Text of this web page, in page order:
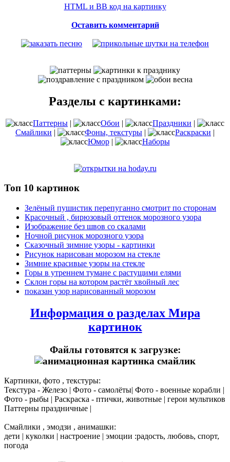
HTML и BB код на картинку
Оставить комментарий
Разделы с картинками:
Паттерны | Обои | Праздники |
Смайлики | Фоны, текстуры | Раскраски |
Юмор| Наборы
Топ 10 картинок
Зелёный пушистик перепуганно смотрит по сторонам
Красочный , бирюзовый оттенок морозного узора
Изображение без швов со скалами
Ночной рисунок морозного узора
Сказочный зимние узоры - картинки
Рисунок нарисован морозом на стекле
Зимние красивые узоры на стекле
Горы в утреннем тумане с растущими елями
Склон горы на котором растёт хвойный лес
показан узор нарисованный морозом
Информация о разделах Мира
картинок
Файлы готовятся к загрузке:
Картинки, фото , текстуры:
Текстура - Железо | Фото - самолёты| Фото - военные корабли |
Фото - рыбы | Раскраска - птички, животные | герои мультиков
Паттерны праздничные |
Смайлики , эмодзи , анимашки:
дети | куколки | настроение | эмоции :радость, любовь, спорт,
погода